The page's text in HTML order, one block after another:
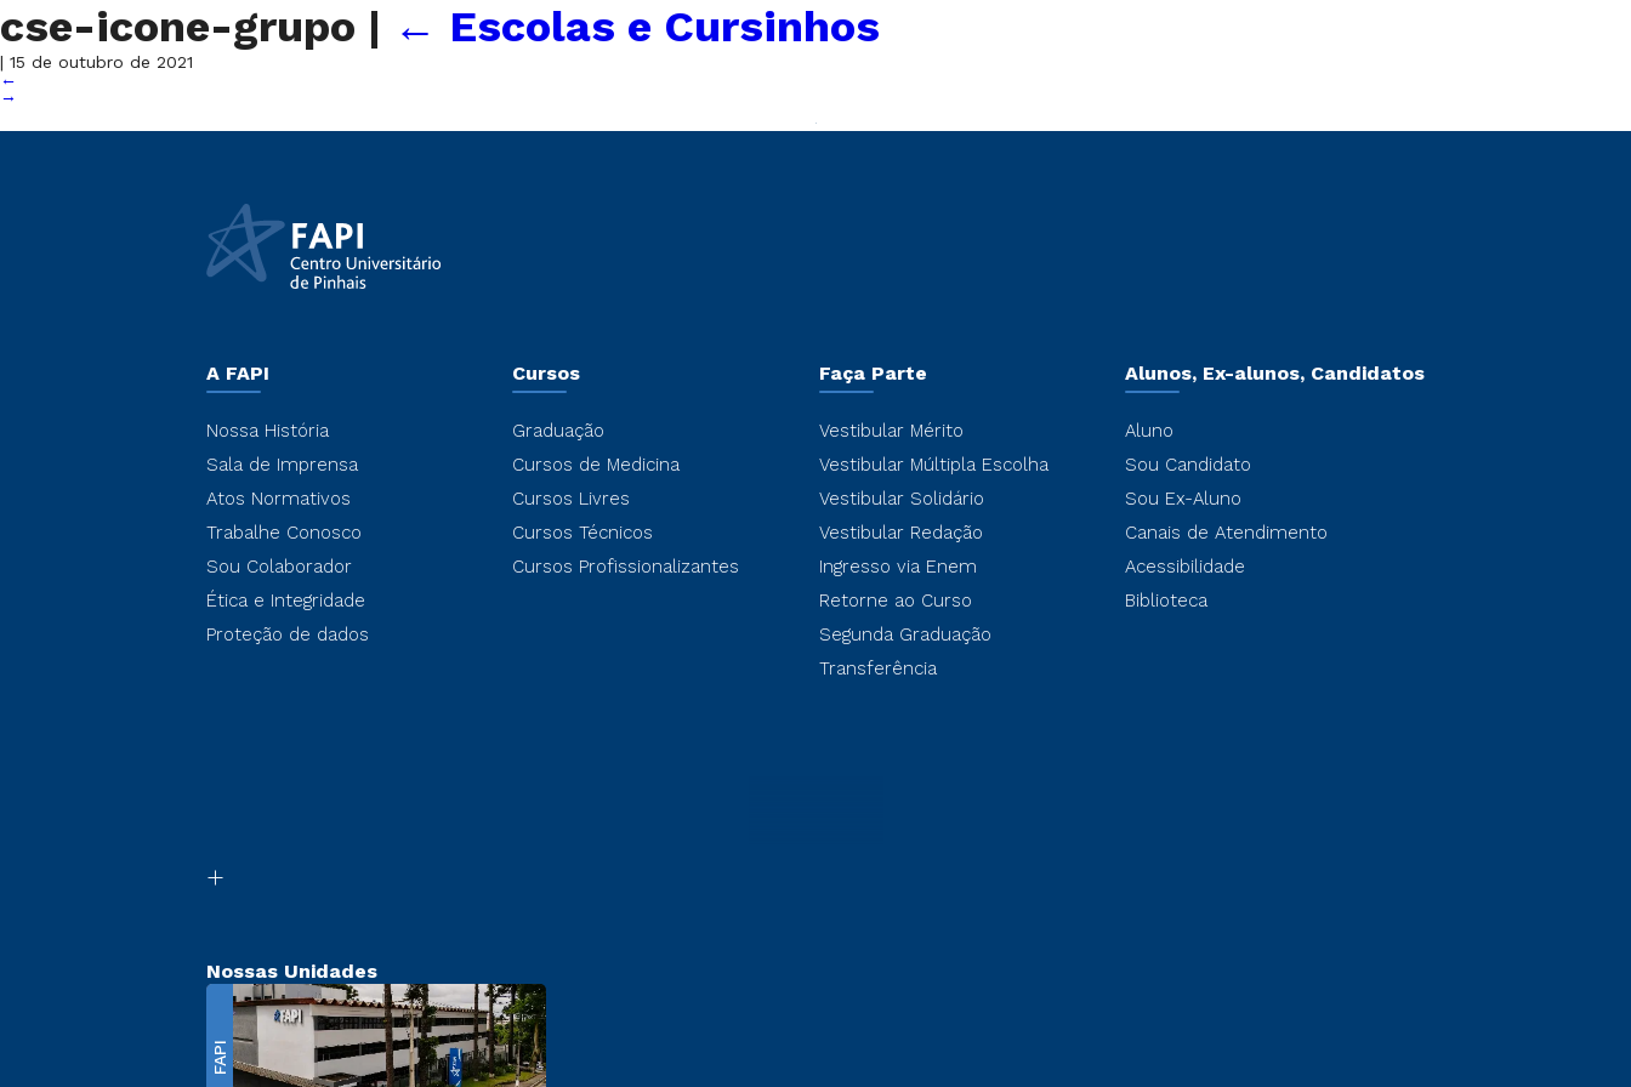
cse-icone-grupo | ← Escolas e Cursinhos
| 15 de outubro de 2021
←
→
A FAPI
Nossa História
Sala de Imprensa
Atos Normativos
Trabalhe Conosco
Sou Colaborador
Ética e Integridade
Proteção de dados
Cursos
Graduação
Cursos de Medicina
Cursos Livres
Cursos Técnicos
Cursos Profissionalizantes
Faça Parte
Vestibular Mérito
Vestibular Múltipla Escolha
Vestibular Solidário
Vestibular Redação
Ingresso via Enem
Retorne ao Curso
Segunda Graduação
Transferência
Alunos, Ex-alunos, Candidatos
Aluno
Sou Candidato
Sou Ex-Aluno
Canais de Atendimento
Acessibilidade
Biblioteca
Nossas Unidades
FAPI